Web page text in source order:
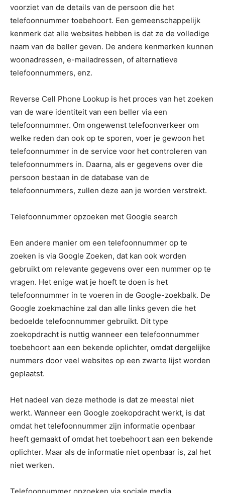
voorziet van de details van de persoon die het
telefoonnummer toebehoort. Een gemeenschappelijk
kenmerk dat alle websites hebben is dat ze de volledige
naam van de beller geven. De andere kenmerken kunnen
woonadressen, e-mailadressen, of alternatieve
telefoonnummers, enz.
Reverse Cell Phone Lookup is het proces van het zoeken
van de ware identiteit van een beller via een
telefoonnummer. Om ongewenst telefoonverkeer om
welke reden dan ook op te sporen, voer je gewoon het
telefoonnummer in de service voor het controleren van
telefoonnummers in. Daarna, als er gegevens over die
persoon bestaan in de database van de
telefoonnummers, zullen deze aan je worden verstrekt.
Telefoonnummer opzoeken met Google search
Een andere manier om een telefoonnummer op te
zoeken is via Google Zoeken, dat kan ook worden
gebruikt om relevante gegevens over een nummer op te
vragen. Het enige wat je hoeft te doen is het
telefoonnummer in te voeren in de Google-zoekbalk. De
Google zoekmachine zal dan alle links geven die het
bedoelde telefoonnummer gebruikt. Dit type
zoekopdracht is nuttig wanneer een telefoonnummer
toebehoort aan een bekende oplichter, omdat dergelijke
nummers door veel websites op een zwarte lijst worden
geplaatst.
Het nadeel van deze methode is dat ze meestal niet
werkt. Wanneer een Google zoekopdracht werkt, is dat
omdat het telefoonnummer zijn informatie openbaar
heeft gemaakt of omdat het toebehoort aan een bekende
oplichter. Maar als de informatie niet openbaar is, zal het
niet werken.